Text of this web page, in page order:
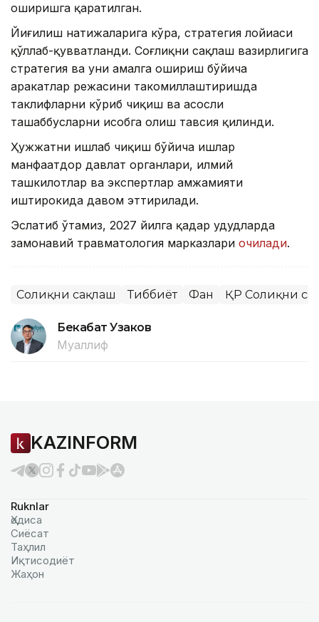
оширишга қаратилган.
Йиғилиш натижаларига кўра, стратегия лойиҳаси
қўллаб-қувватланди. Соғлиқни сақлаш вазирлигига
стратегия ва уни амалга ошириш бўйича
ҳаракатлар режасини такомиллаштиришда
таклифларни кўриб чиқиш ва асосли
ташаббусларни ҳисобга олиш тавсия қилинди.
Ҳужжатни ишлаб чиқиш бўйича ишлар
манфаатдор давлат органлари, илмий
ташкилотлар ва экспертлар ҳамжамияти
иштирокида давом эттирилади.
Эслатиб ўтамиз, 2027 йилга қадар ҳудудларда
замонавий травматология марказлари очилади.
Соғлиқни сақлаш Тиббиёт Фан ҚР Соғлиқни
Бекабат Узаков
Муаллиф
KAZINFORM
Ruknlar
Ҳодиса
Сиёсат
Таҳлил
Иқтисодиёт
Жаҳон